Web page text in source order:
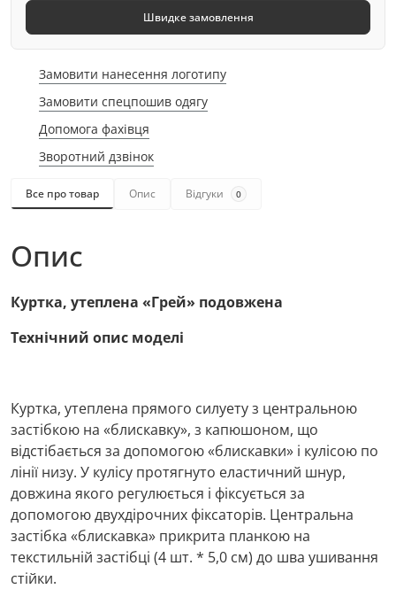
Швидке замовлення
Замовити нанесення логотипу
Замовити спецпошив одягу
Допомога фахівця
Зворотний дзвінок
Все про товар Опис Відгуки 0
Опис
Куртка, утеплена «Грей» подовжена
Технічний опис моделі
Куртка, утеплена прямого силуету з центральною
застібкою на «блискавку», з капюшоном, що
відстібається за допомогою «блискавки» і кулісою по
лінії низу. У кулісу протягнуто еластичний шнур,
довжина якого регулюється і фіксується за
допомогою двухдірочних фіксаторів. Центральна
застібка «блискавка» прикрита планкою на
текстильній застібці (4 шт. * 5,0 см) до шва ушивання
стійки.